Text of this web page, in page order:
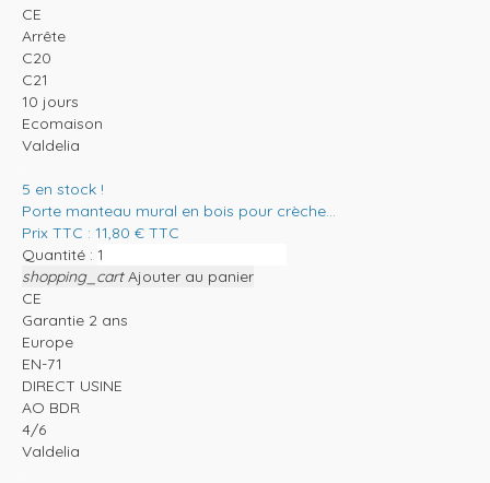
CE
Arrête
C20
C21
10 jours
Ecomaison
Valdelia
5 en stock !
Porte manteau mural en bois pour crèche...
Prix TTC : 11,80 € TTC
Quantité :
shopping_cart Ajouter au panier
CE
Garantie 2 ans
Europe
EN-71
DIRECT USINE
AO BDR
4/6
Valdelia